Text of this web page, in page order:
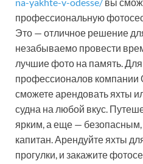
na-yakhte-v-odesse/ вы
профессиональную
Это — отличное решение
незабываемо провести
лучшие фото на память. Для
профессионалов компании
сможете арендовать яхты
судна на любой вкус.
ярким, а еще — безопасным,
капитан. Арендуйте яхты
прогулки, и закажите